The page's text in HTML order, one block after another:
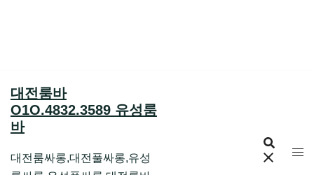
대전룸바
O1O.4832.3589 유성룸
바
대전룸싸롱,대전풀싸롱,유성